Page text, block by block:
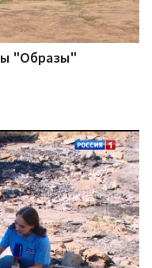
"Образы"